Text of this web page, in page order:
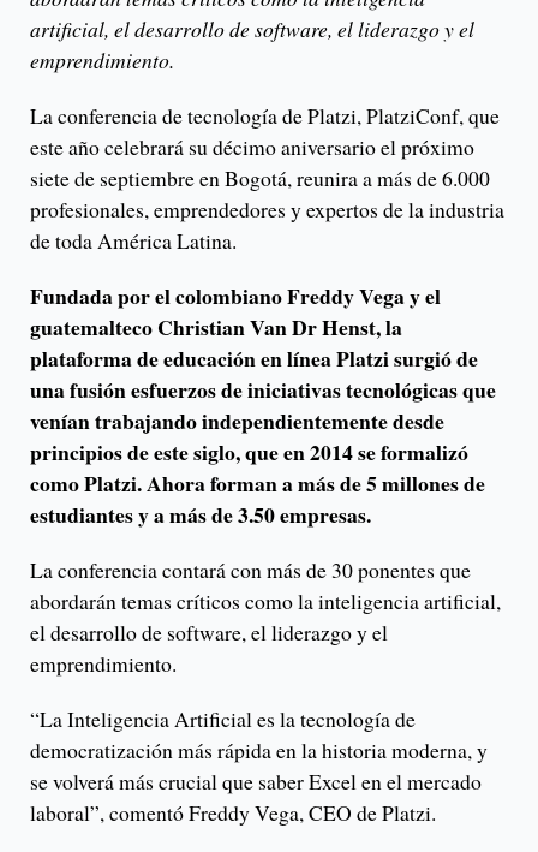
artificial, el desarrollo de software, el liderazgo y el
emprendimiento.
La conferencia de tecnología de Platzi, PlatziConf, que
este año celebrará su décimo aniversario el próximo
siete de septiembre en Bogotá, reunira a más de 6.000
profesionales, emprendedores y expertos de la industria
de toda América Latina.
Fundada por el colombiano Freddy Vega y el
guatemalteco Christian Van Dr Henst, la
plataforma de educación en línea Platzi surgió de
una fusión esfuerzos de iniciativas tecnológicas que
venían trabajando independientemente desde
principios de este siglo, que en 2014 se formalizó
como Platzi. Ahora forman a más de 5 millones de
estudiantes y a más de 3.50 empresas.
La conferencia contará con más de 30 ponentes que
abordarán temas críticos como la inteligencia artificial,
el desarrollo de software, el liderazgo y el
emprendimiento.
“La Inteligencia Artificial es la tecnología de
democratización más rápida en la historia moderna, y
se volverá más crucial que saber Excel en el mercado
laboral”, comentó Freddy Vega, CEO de Platzi.